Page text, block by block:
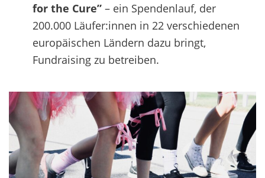
for the Cure” – ein Spendenlauf, der
200.000 Läufer:innen in 22 verschiedenen
europäischen Ländern dazu bringt,
Fundraising zu betreiben.